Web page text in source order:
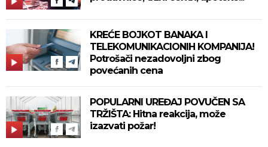
KREĆE BOJKOT BANAKA I
TELEKOMUNIKACIONIH KOMPANIJA!
Potrošači nezadovoljni zbog
povećanih cena
POPULARNI UREĐAJ POVUČEN SA
TRŽIŠTA: Hitna reakcija, može
izazvati požar!